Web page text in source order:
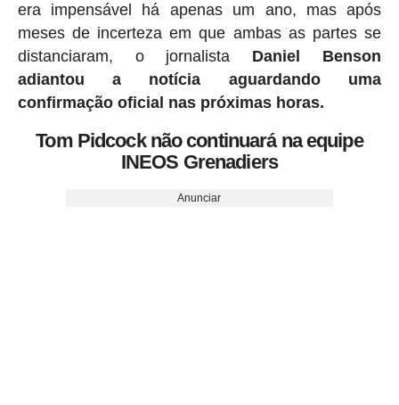
era impensável há apenas um ano, mas após
meses de incerteza em que ambas as partes se
distanciaram, o jornalista Daniel Benson
adiantou a notícia aguardando uma
confirmação oficial nas próximas horas.
Tom Pidcock não continuará na equipe
INEOS Grenadiers
Anunciar